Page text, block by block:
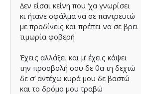
∆εν είσαι κείνη που ‘χα γνωρίσει
κι ήτανε σφάλµα να σε παντρευτώ
με προδίνεις και πρέπει να σε βρει
τιµωρία φοβερή
Έχεις αλλάξει και µ’ έχεις κάψει
την προσβολή σου δε θα τη δεχτώ
δε σ’ αντέχω κυρά µου δε βαστώ
και το δρόµο µου τραβώ